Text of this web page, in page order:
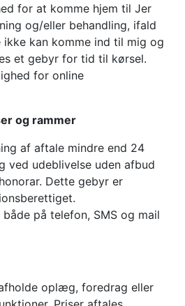
for at komme hjem til Jer
og/eller behandling, ifald
ikke kan komme ind til mig og
et gebyr for tid til kørsel.
for online
og rammer
af aftale mindre end 24
ved udeblivelse uden afbud
Dette gebyr er
på telefon, SMS og mail
oplæg, foredrag eller